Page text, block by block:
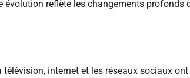
reflète les changements profonds
internet et les réseaux sociaux